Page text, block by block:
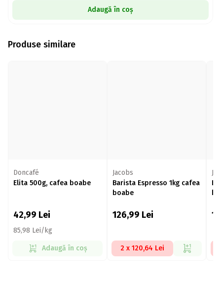
Adaugă în coș
Produse similare
Doncafé
Elita 500g, cafea boabe
42,99 Lei
85,98 Lei/kg
Adaugă în coș
Jacobs
Barista Espresso 1kg cafea
boabe
126,99 Lei
2 x 120,64 Lei